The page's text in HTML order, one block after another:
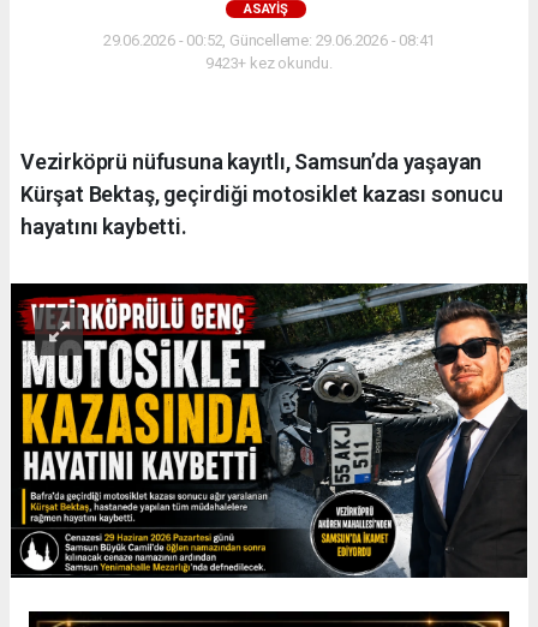
ASAYIŞ
29.06.2026 - 00:52, Güncelleme: 29.06.2026 - 08:41
9423+ kez okundu.
Vezirköprü nüfusuna kayıtlı, Samsun’da yaşayan
Kürşat Bektaş, geçirdiği motosiklet kazası sonucu
hayatını kaybetti.